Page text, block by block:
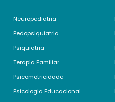
Neuropediatria
Pedopsiquiatria
Psiquiatria
Terapia Familiar
Psicomotricidade
Psicologia Educacional